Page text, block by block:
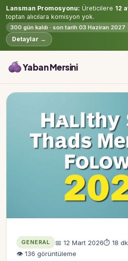
Lansman Promosyonu: Üreticilere 12
toptan alıcılara komisyon yok.
300 gün kaldı · son tarih 03 Haziran 2027
Detaylar →
Yaban Mersini
GENERAL 📅 12 Mart 2026⏱ 18
👁 136 görüntüleme